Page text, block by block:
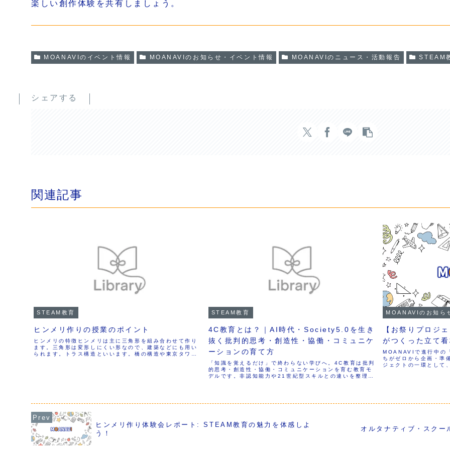
楽しい創作体験を共有しましょう。
MOANAVIのイベント情報 MOANAVIのお知らせ・イベント情報 MOANAVIのニュース・活動報告 STEAM
シェアする
関連記事
STEAM教育
ヒンメリ作りの授業のポイント
ヒンメリの特徴ヒンメリは主に三角形を組み合わせて作り
ます。三角形は変形しにくい形なので、建築などにも用い
られます。トラス構造といいます。橋の構造や東京タワー
STEAM教育
4C教育とは？｜AI時代・Society5.0を生き
抜く批判的思考・創造性・協働・コミュニケ
ーションの育て方
「知識を覚えるだけ」で終わらない学びへ。4C教育は批判
的思考・創造性・協働・コミュニケーションを育む教育モ
デルです。非認知能力や21世紀型スキルとの違いを整理
MOANAVIのお知ら
【お祭りプロジ
がつくった立て
MOANAVIで進行中の
ちがゼロから企画・準
ジェクトの一環として
ヒンメリ作り体験会レポート: STEAM教育の魅力を体感しよ
う！
オルタナティブ・スク